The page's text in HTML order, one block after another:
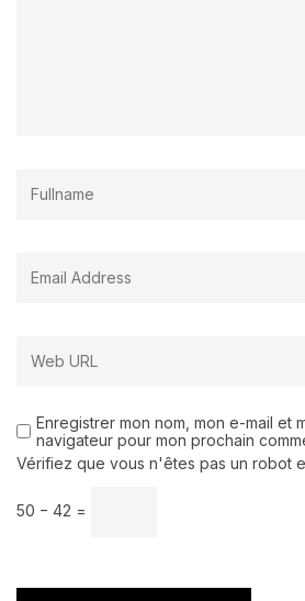
Enregistrer mon nom, mon e-mail et
navigateur pour mon prochain
Vérifiez que vous n'êtes pas un robot
50 − 42 =